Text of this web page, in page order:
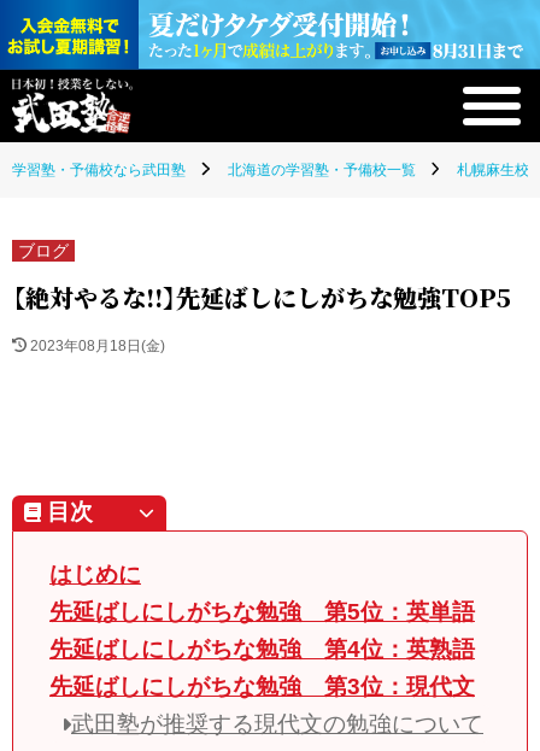
学習塾・予備校なら武田塾 北海道の学習塾・予備校一覧 札幌麻生校(
ブログ
【絶対やるな!!】先延ばしにしがちな勉強TOP5
2023年08月18日(金)
目次
はじめに
先延ばしにしがちな勉強 第5位：英単語
先延ばしにしがちな勉強 第4位：英熟語
先延ばしにしがちな勉強 第3位：現代文
武田塾が推奨する現代文の勉強について